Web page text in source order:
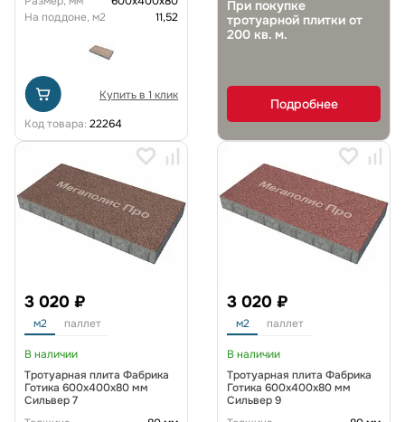
На поддоне, м2
11,52
Купить в 1 клик
Код товара: 22264
При покупке
тротуарной плитки от
200 кв. м.
Подробнее
3 020 ₽
м2 паллет
В наличии
Тротуарная плита Фабрика
Готика 600х400х80 мм
Сильвер 7
3 020 ₽
м2 паллет
В наличии
Тротуарная плита Фабрика
Готика 600х400х80 мм
Сильвер 9